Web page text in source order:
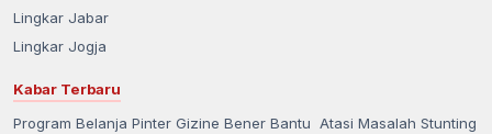
Lingkar Jabar
Lingkar Jogja
Kabar Terbaru
Program Belanja Pinter Gizine Bener Bantu Atasi Masalah Stunting